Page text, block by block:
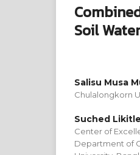
Soil
Salisu Musa
Chulalongkorn
Suched
Center of
Department of